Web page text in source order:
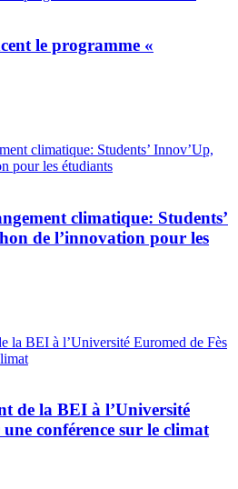
le programme «
climatique: Students’
de l’innovation pour les
de la BEI à l’Université
conférence sur le climat